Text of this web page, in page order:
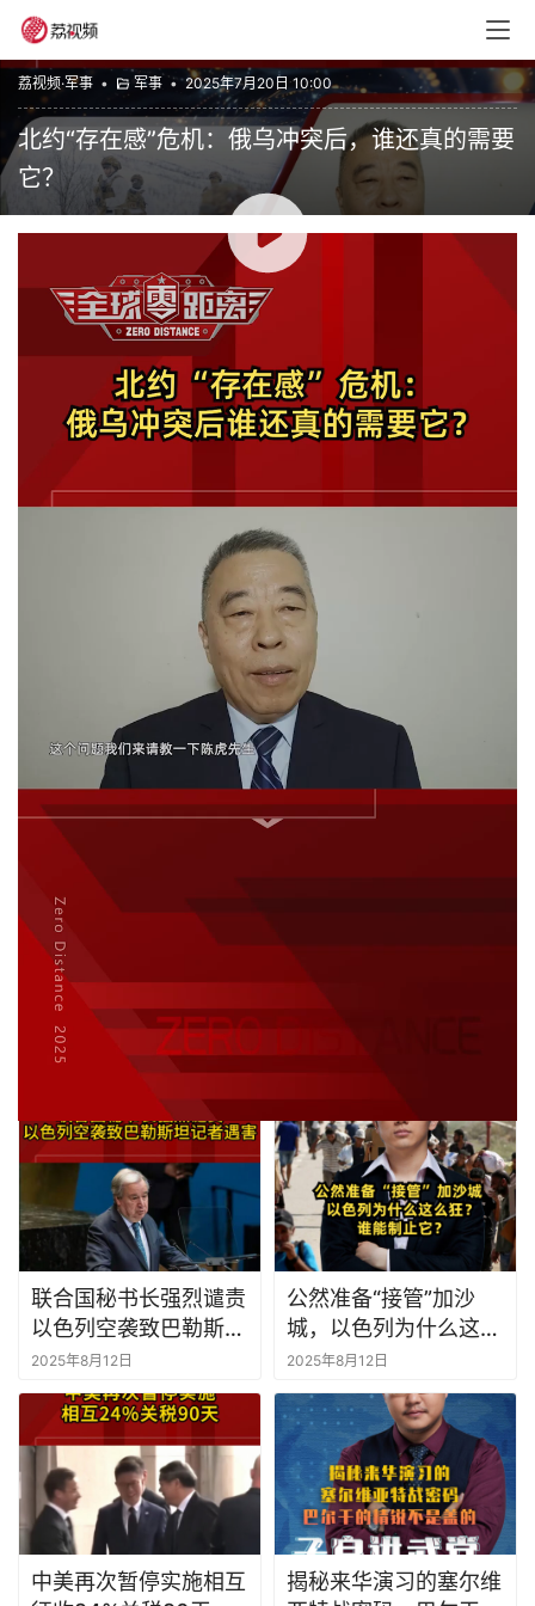
荔视频·军事 • 军事 • 2025年7月20日 10:00
北约“存在感”危机：俄乌冲突后，谁还真的需要
它？
00:00 / 01:58
全球零距离
赞(0)
下雨啦！妈妈放任宝宝快乐踩水超有爱
小哥花式揽客，网友被这份热情打动进店消费
2025年7月20日 10:00
相关推荐
印度硬刚美国关税大
棒！莫迪：“双标制
裁，恕不奉陪”#吴荻说
23亿美元请美国“修”米
格：印度这是续命，还
是裸奔？
2025年8月13日
联合国秘书长强烈谴责
以色列空袭致巴勒斯坦
记者遇害
2025年8月12日
公然准备“接管”加沙
城，以色列为什么这么
狂？谁能制止它？
2025年8月12日
中美再次暂停实施相互
揭秘来华演习的塞尔维